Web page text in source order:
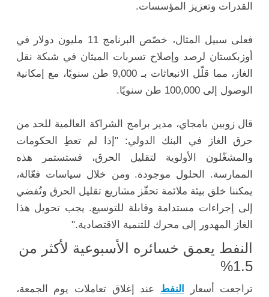
القدرات وتعزيز المؤسسات.
فعلى سبيل المثال، خصّص البرنامج 11 مليون دولار في
أوزبكستان لرصد وإصلاح تسربات الميثان في شبكة نقل
الغاز، مما قلّل الانبعاثات بـ 9,000 طن سنويًا، مع إمكانية
الوصول إلى 100,000 طن سنويًا.
قال زوبين بامجاي، مدير برامج الشراكة العالمية للحد من
حرق الغاز في البنك الدولي: "إذا لم تعطِ الحكومات
والمشغّلون الأولوية لتقليل الحرق، فستستمر هذه
الممارسة. الحلول موجودة. ومن خلال سياسات فعّالة،
يمكننا خلق بيئة ملائمة تحفّز مشاريع تقليل الحرق وتُفضي
إلى إجراءات مستدامة وقابلة للتوسيع. يجب تحويل هذا
الغاز المهدور إلى محرك للتنمية الاقتصادية."
النفط يعمق خسائره الأسبوعية لأكثر من
1.5%
تراجعت أسعار النفط عند إغلاق تعاملات يوم الجمعة،